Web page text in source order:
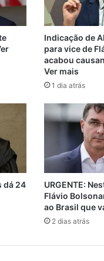
Indicação de
para vice de
acabou
Ver mais
1 dia atrás
dá 24
URGENTE:
Flávio
ao Brasil que
2 dias atrás